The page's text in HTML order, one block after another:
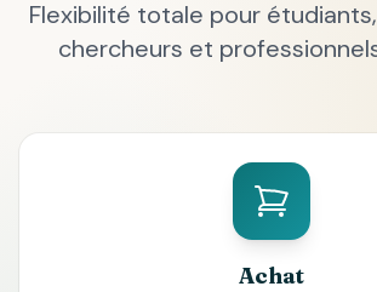
Flexibilité totale pour
chercheurs et
Achat